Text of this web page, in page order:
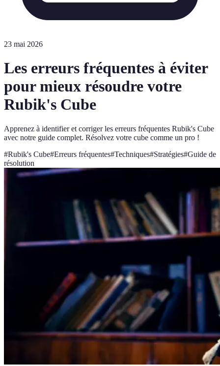
23 mai 2026
Les erreurs fréquentes à éviter
pour mieux résoudre votre
Rubik's Cube
Apprenez à identifier et corriger les erreurs fréquentes Rubik's Cube
avec notre guide complet. Résolvez votre cube comme un pro !
#Rubik's Cube#Erreurs fréquentes#Techniques#Stratégies#Guide de
résolution